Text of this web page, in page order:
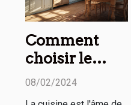
Comment
choisir le
tapis de
08/02/2024